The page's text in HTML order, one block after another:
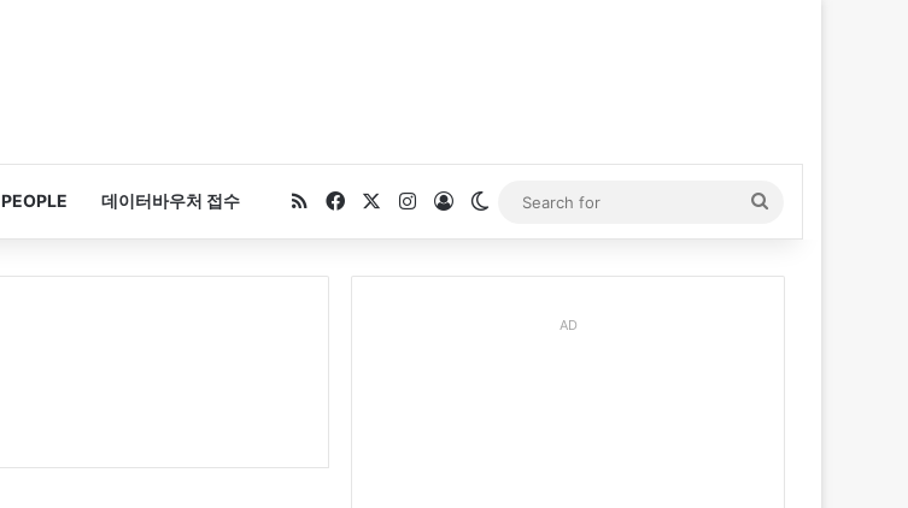
PEOPLE 데이터바우처 접수 RSS FacebookInstagram
Log InSwitch skin
for
AD